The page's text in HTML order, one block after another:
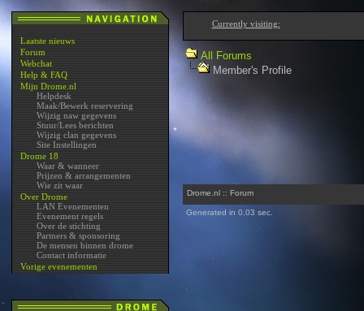
Laatste nieuws
Forum
Webchat
Help & FAQ
Mijn Drome.nl
Helpdesk
Maak/Bewerk reservering
Wijzig naw gegevens
Stuur/Lees berichten
Wijzig clan gegevens
Site Instellingen
Drome 18
Waar & wanneer
Prijzen & arrangementen
Wie zit waar
Over Drome
LAN Evenementen
Evenement regels
Over de stichting
Partners & sponsoring
De mensen binnen drome
Contact informatie
Vorige evenementen
Currently visiting:
All Forums
Member's Profile
Drome.nl :: Forum
Generated in 0,03 sec.